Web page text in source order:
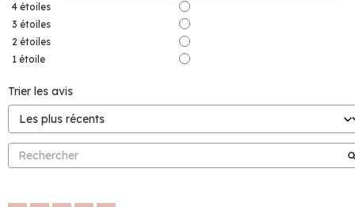
4 étoiles
3 étoiles
2 étoiles
1 étoile
Trier les avis